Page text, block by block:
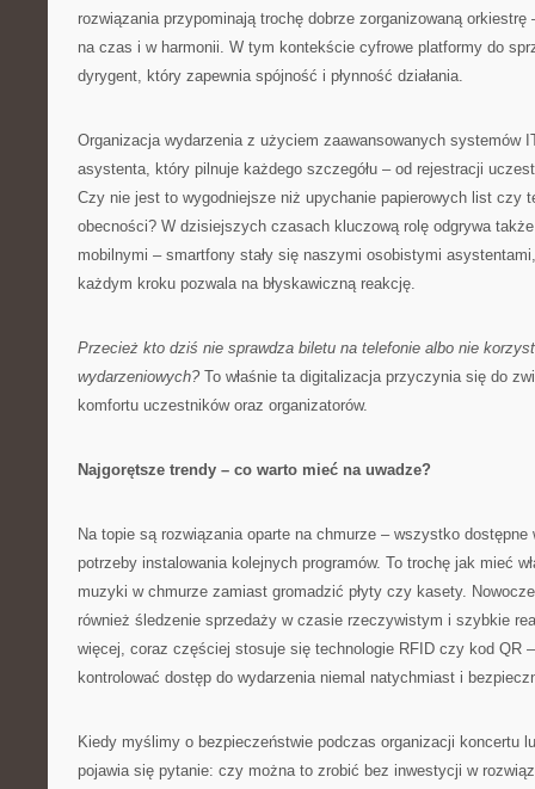
rozwiązania przypominają trochę dobrze zorganizowaną
na czas i w harmonii. W tym kontekście cyfrowe platformy do
dyrygent, który zapewnia spójność i płynność działania.
Organizacja wydarzenia z użyciem zaawansowanych systemów
asystenta, który pilnuje każdego szczegółu – od rejestracji
Czy nie jest to wygodniejsze niż upychanie papierowych list czy
obecności? W dzisiejszych czasach kluczową rolę odgrywa
mobilnymi – smartfony stały się naszymi osobistymi
każdym kroku pozwala na błyskawiczną reakcję.
Przecież kto dziś nie sprawdza biletu na telefonie albo nie
wydarzeniowych? To właśnie ta digitalizacja przyczynia się do
komfortu uczestników oraz organizatorów.
Najgorętsze trendy – co warto mieć na uwadze?
Na topie są rozwiązania oparte na chmurze – wszystko
potrzeby instalowania kolejnych programów. To trochę jak mieć
muzyki w chmurze zamiast gromadzić płyty czy kasety.
również śledzenie sprzedaży w czasie rzeczywistym i szybkie
więcej, coraz częściej stosuje się technologie RFID czy kod QR
kontrolować dostęp do wydarzenia niemal natychmiast i
Kiedy myślimy o bezpieczeństwie podczas organizacji koncertu
pojawia się pytanie: czy można to zrobić bez inwestycji w